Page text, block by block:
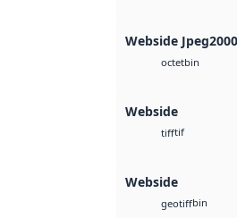
Webside Jpeg2000
octetbin
Webside
tifftif
Webside
geotiffbin